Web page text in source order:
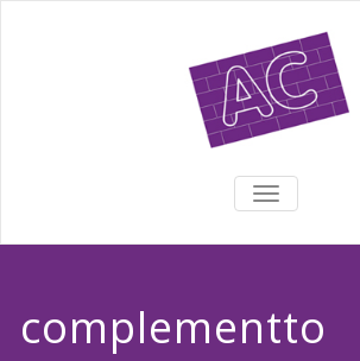
TOGGLE
complementto